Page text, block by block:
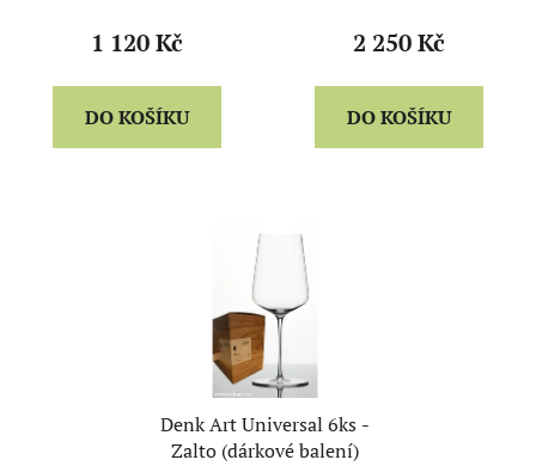
1 120 Kč
DO KOŠÍKU
2 250 Kč
DO KOŠÍKU
Denk Art Universal 6ks -
Zalto (dárkové balení)